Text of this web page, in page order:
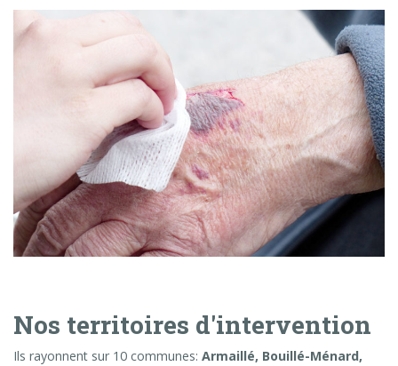
Nos territoires d'intervention
Ils rayonnent sur 10 communes: Armaillé, Bouillé-Ménard,